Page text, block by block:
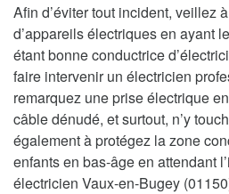
Afin d’éviter tout incident, veillez
d’appareils électriques en ayant
étant bonne conductrice
faire intervenir un électricien
remarquez une prise électrique
câble dénudé, et surtout, n’y
également à protégez la zone
enfants en bas-âge en attendant
électricien Vaux-en-Bugey